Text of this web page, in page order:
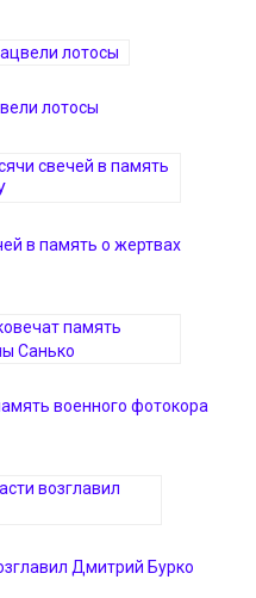
лотосы
в память о жертвах
военного фотокора
Дмитрий Бурко